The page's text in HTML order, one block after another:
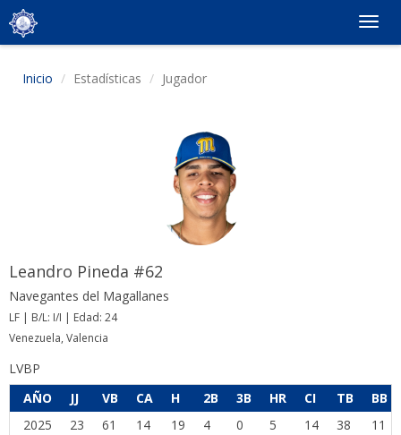
Inicio Estadísticas Jugador
Leandro Pineda #62
Navegantes del Magallanes
LF | B/L: I/I | Edad: 24
Venezuela, Valencia
LVBP
AÑO
JJ VB CA H 2B 3B HR CI TB
BB
2025
23 61 14 19 4 0 5 14 38
11